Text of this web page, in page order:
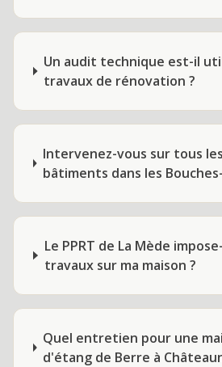
Un audit technique est-il
travaux de rénovation ?
Intervenez-vous sur tous
bâtiments dans les
Le PPRT de La Mède
travaux sur ma maison ?
Quel entretien pour une
d'étang de Berre à